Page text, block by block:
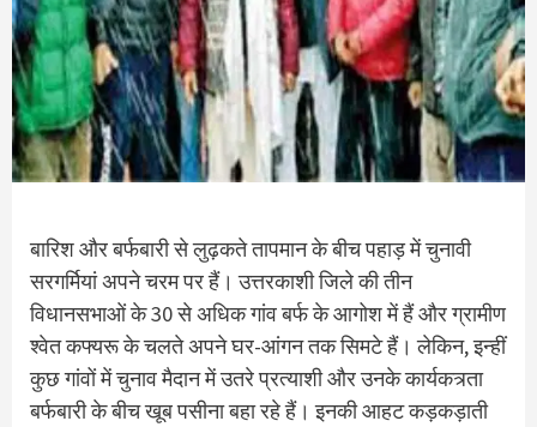
बारिश और बर्फबारी से लुढ़कते तापमान के बीच पहाड़ में चुनावी
सरगर्मियां अपने चरम पर हैं। उत्तरकाशी जिले की तीन
विधानसभाओं के 30 से अधिक गांव बर्फ के आगोश में हैं और ग्रामीण
श्वेत कफ्यरू के चलते अपने घर-आंगन तक सिमटे हैं। लेकिन, इन्हीं
कुछ गांवों में चुनाव मैदान में उतरे प्रत्याशी और उनके कार्यकत्र्ता
बर्फबारी के बीच खूब पसीना बहा रहे हैं। इनकी आहट कड़कड़ाती